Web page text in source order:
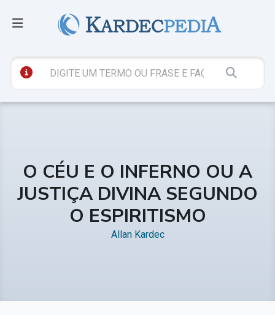
O CÉU E O INFERNO OU A
JUSTIÇA DIVINA SEGUNDO
O ESPIRITISMO
Allan Kardec